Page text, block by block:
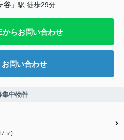
谷 」駅 徒歩29分
からお問い合わせ
お問い合わせ
中物件
㎡)